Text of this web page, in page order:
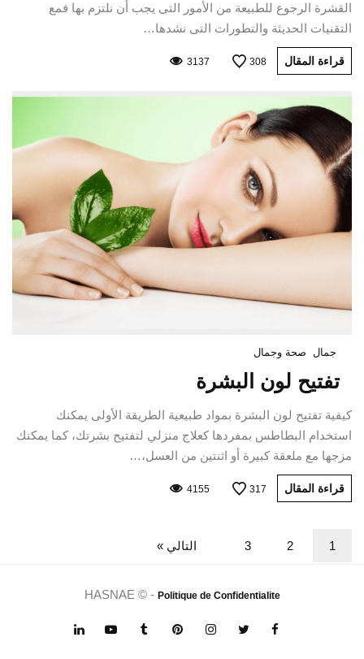
القشرة الرجوع للطبيعة من الأمور التى يجب أن نلتزم بها فمع
التقنيات الحديثة والتطورات التى نشدها…
قراءة المقال 308
3137
جمال صحة وجمال
تفتيح لون البشرة
كيفية تفتيح لون البشرة بمواد طبيعية الطريقة الأولى يمكنك
استخدام البطاطس بمفردها كعلاج منزلي لتفتيح بشرتك، كما يمكنك
مزجها مع ملعقة كبيرة أو اثنتين من العسل،…
قراءة المقال 317
4155
1
2
3 التالي »
HASNAE © - Politique de Confidentialite